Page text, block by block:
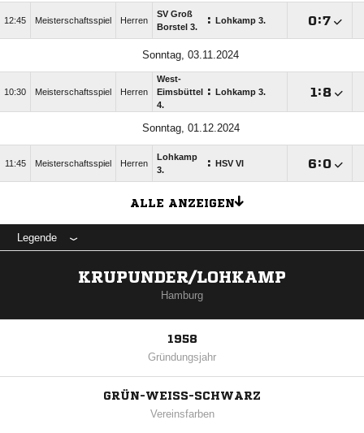
12:45 Meisterschaftsspiel Herren
SV Groß
Borstel 3.
: Lohkamp 3. :
Sonntag, 03.11.2024
10:30 Meisterschaftsspiel Herren
West-
Eimsbüttel
4.
: Lohkamp 3. :
Sonntag, 01.12.2024
11:45 Meisterschaftsspiel Herren
Lohkamp
3.
: HSV VI :
ALLE ANZEIGEN
Legende
KRUPUNDER/LOHKAMP
Hamburg
1958
Gründungsjahr
GRÜN-WEISS-SCHWARZ
Vereinsfarben